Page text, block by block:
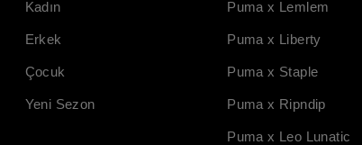
Kadın
Erkek
Çocuk
Yeni Sezon
Puma x Lemlem
Puma x Liberty
Puma x Staple
Puma x Ripndip
Puma x Leo Lunatic